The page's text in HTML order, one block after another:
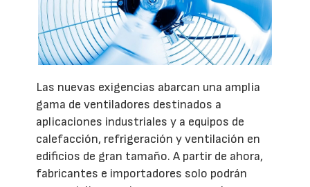
Las nuevas exigencias abarcan una amplia
gama de ventiladores destinados a
aplicaciones industriales y a equipos de
calefacción, refrigeración y ventilación en
edificios de gran tamaño. A partir de ahora,
fabricantes e importadores solo podrán